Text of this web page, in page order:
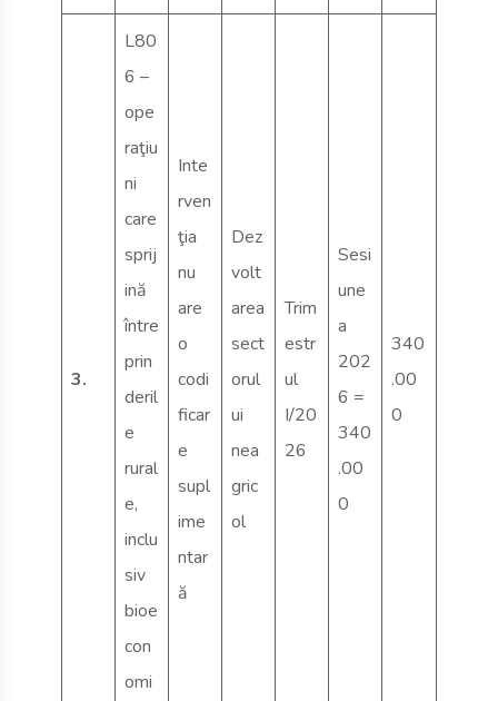
3.
L80
6 –
ope
raţiu
ni
care
sprij
ină
între
prin
deril
e
rural
e,
inclu
siv
bioe
con
omi
Inte
rven
ţia
nu
are
o
codi
ficar
e
supl
ime
ntar
ă
Dez
volt
area
sect
orul
ui
nea
gric
ol
Trim
estr
ul
I/20
26
Sesi
une
a
202
6 =
340
.00
0
340
.00
0